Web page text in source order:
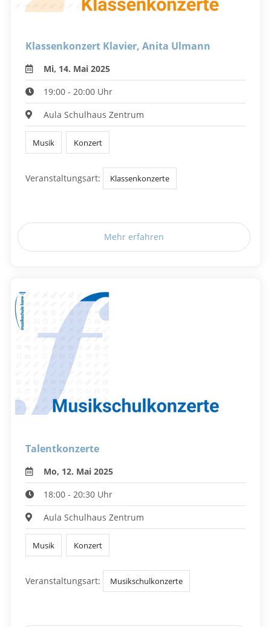
Klassenkonzert Klavier, Anita Ulmann
Mi, 14. Mai 2025
19:00 - 20:00 Uhr
Aula Schulhaus Zentrum
Musik Konzert
Veranstaltungsart: Klassenkonzerte
Mehr erfahren
Talentkonzerte
Mo, 12. Mai 2025
18:00 - 20:30 Uhr
Aula Schulhaus Zentrum
Musik Konzert
Veranstaltungsart: Musikschulkonzerte